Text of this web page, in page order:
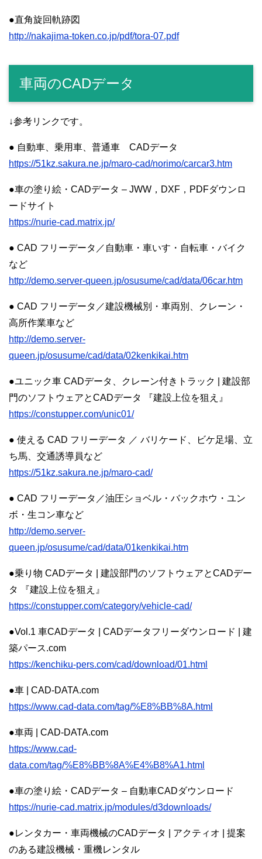
●直角旋回軌跡図
http://nakajima-token.co.jp/pdf/tora-07.pdf
車両のCADデータ
↓参考リンクです。
● 自動車、乗用車、普通車 CADデータ
https://51kz.sakura.ne.jp/maro-cad/norimo/carcar3.htm
●車の塗り絵・CADデータ – JWW，DXF，PDFダウンロ
ードサイト
https://nurie-cad.matrix.jp/
● CAD フリーデータ／自動車・車いす・自転車・バイク
など
http://demo.server-queen.jp/osusume/cad/data/06car.htm
● CAD フリーデータ／建設機械別・車両別、クレーン・
高所作業車など
http://demo.server-
queen.jp/osusume/cad/data/02kenkikai.htm
●ユニック車 CADデータ、クレーン付きトラック | 建設部
門のソフトウェアとCADデータ 『建設上位を狙え』
https://constupper.com/unic01/
● 使える CAD フリーデータ ／ バリケード、ビケ足場、立
ち馬、交通誘導員など
https://51kz.sakura.ne.jp/maro-cad/
● CAD フリーデータ／油圧ショベル・バックホウ・ユン
ボ・生コン車など
http://demo.server-
queen.jp/osusume/cad/data/01kenkikai.htm
●乗り物 CADデータ | 建設部門のソフトウェアとCADデー
タ 『建設上位を狙え』
https://constupper.com/category/vehicle-cad/
●Vol.1 車CADデータ | CADデータフリーダウンロード | 建
築パース.com
https://kenchiku-pers.com/cad/download/01.html
●車 | CAD-DATA.com
https://www.cad-data.com/tag/%E8%BB%8A.html
●車両 | CAD-DATA.com
https://www.cad-
data.com/tag/%E8%BB%8A%E4%B8%A1.html
●車の塗り絵・CADデータ – 自動車CADダウンロード
https://nurie-cad.matrix.jp/modules/d3downloads/
●レンタカー・車両機械のCADデータ | アクティオ | 提案
のある建設機械・重機レンタル